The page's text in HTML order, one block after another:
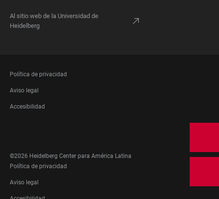
Al sitio web de la Universidad de
Heidelberg
FOOTER
LEGAL
Política de privacidad
Aviso legal
Accesibilidad
MEDIA
©2026 Heidelberg Center para América Latina
FOOTER
LEGAL
Política de privacidad
Aviso legal